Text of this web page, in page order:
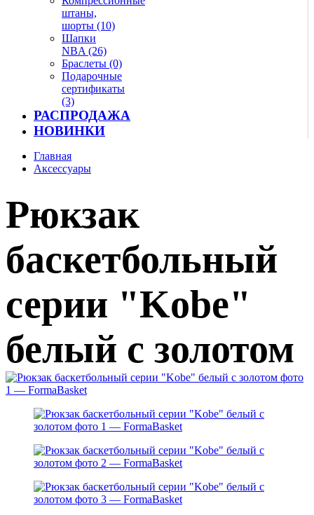
штаны,
шорты (10)
Шапки
NBA (26)
Браслеты (0)
Подарочные
сертификаты
(3)
РАСПРОДАЖА
НОВИНКИ
Главная
Аксессуары
Рюкзак
баскетбольный
серии "Kobe"
белый с золотом